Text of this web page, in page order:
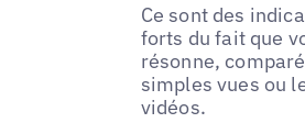
Ce sont des
forts du fait que
résonne,
simples vues ou
vidéos.